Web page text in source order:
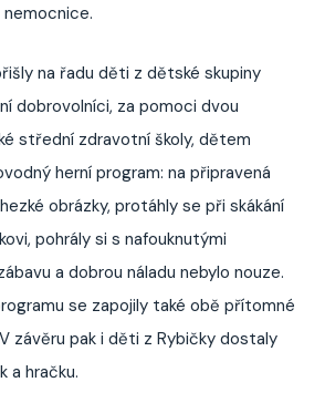
na řadu děti z dětské skupiny
dobrovolníci, za pomoci dvou
střední zdravotní školy, dětem
herní program: na připravená
obrázky, protáhly se při skákání
pohrály si s nafouknutými
a dobrou náladu nebylo nouze.
se zapojily také obě přítomné
závěru pak i děti z Rybičky dostaly
a hračku.